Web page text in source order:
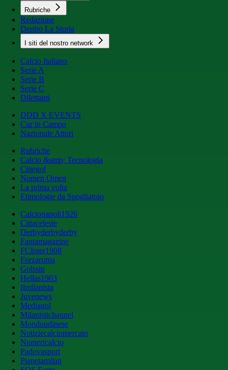
Rubriche
Redazione
Dentro La Storia
I siti del nostro network
Calcio Italiano
Serie A
Serie B
Serie C
Dilettanti
DDD X EVENTS
Cur in Campo
Nazionale Attori
Rubriche
Calcio &amp; Tecnologia
Cinegol
Nomen Omen
La prima volta
Etimologie da Spogliatoio
Calcionapoli1926
Cittaceleste
Derbyderbyderby
Fantamagazine
FCInter1908
Forzaroma
Golssip
Hellas1903
Ilmilanista
Juvenews
Mediagol
Milanistichannel
Mondoudinese
Notiziecalciomercato
Numericalcio
Padovasport
Pianetamilan